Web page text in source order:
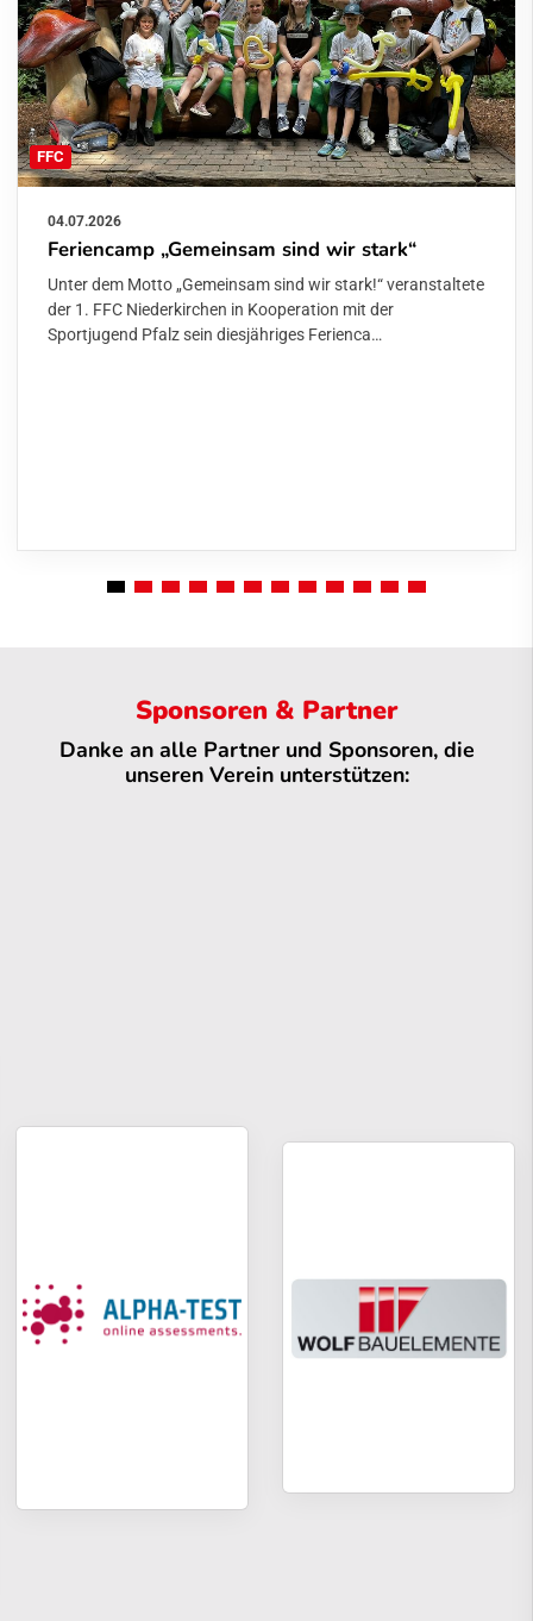
FFC
04.07.2026
Feriencamp „Gemeinsam sind wir stark“
Unter dem Motto „Gemeinsam sind wir stark!“ veranstaltete
der 1. FFC Niederkirchen in Kooperation mit der
Sportjugend Pfalz sein diesjähriges Ferienca…
Sponsoren & Partner
Danke an alle Partner und Sponsoren, die
unseren Verein unterstützen: